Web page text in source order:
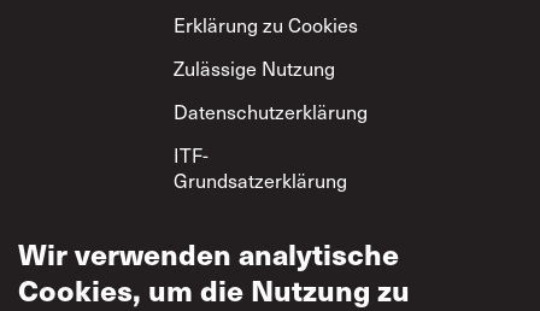
Erklärung zu Cookies
Zulässige Nutzung
Datenschutzerklärung
ITF-
Grundsatzerklärung
Wir verwenden analytische
Cookies, um die Nutzung zu